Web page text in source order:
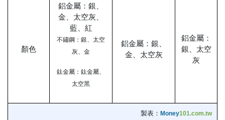
顏色
鋁金屬：銀、
金、太空灰、
藍、紅
不鏽鋼：銀、太空
灰、金
鈦金屬：鈦金屬、
太空黑
鋁金屬：銀、
金、太空灰
鋁金屬：
銀、太空
灰
製表： Money101.com.tw